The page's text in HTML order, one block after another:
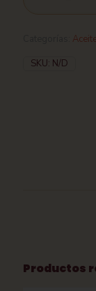
SKU: N/D
Productos